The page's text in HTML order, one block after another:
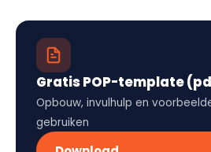
Gratis POP-template
Opbouw, invulhulp en
gebruiken